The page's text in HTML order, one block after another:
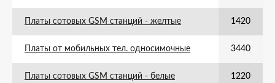
Платы сотовых GSM станций - желтые 1420
Платы от мобильных тел. односимочные 3440
Платы сотовых GSM станций - белые 1220